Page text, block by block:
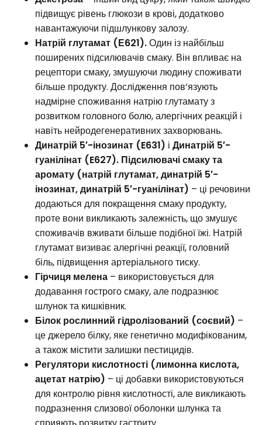
підвищує рівень глюкози в крові, додатково
навантажуючи підшлункову залозу.
Натрій глутамат (Е621).Один із найбільш
поширених підсилювачів смаку. Він впливає на
рецептори смаку, змушуючи людину споживати
більше продукту. Дослідження пов’язують
надмірне споживання натрію глутамату з
розвитком головного болю, алергічних реакцій і
навіть нейродегенеративних захворювань.
Динатрій 5′-інозинат (E631) і Динатрій 5′-
гуанілінат (E627). Підсилювачі смаку та
аромату (натрій глутамат, динатрій 5′-
інозинат, динатрій 5′-гуанілінат) – ці речовини
додаються для покращення смаку продукту,
проте вони викликають залежність, що змушує
споживачів вживати більше подібної їжі. Натрій
глутамат визиває алергічні реакції, головний
біль, підвищення артеріального тиску.
Гірчиця мелена – використовується для
додавання гострого смаку, але подразнює
шлунок та кишківник.
Білок рослинний гідролізований (соєвий) –
це джерело білку, яке генетично модифікованим,
а також містити залишки пестицидів.
Регулятори кислотності (лимонна кислота,
ацетат натрію) – ці добавки використовуються
для контролю рівня кислотності, але викликають
подразнення слизової оболонки шлунка та